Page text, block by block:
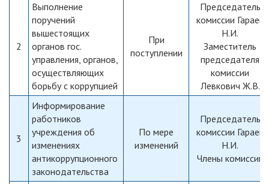
2
Выполнение
поручений
вышестоящих
органов гос.
управления, органов,
осуществляющих
борьбу с коррупцией
При
поступлении
Председатель
комиссии Гараев
Н.И.
Заместитель
председателя
комиссии
Левкович Ж.В.
3
Информирование
работников
учреждения об
изменениях
антикоррупционного
законодательства
По мере
изменений
Председатель
комиссии Гараев
Н.И.
Члены комиссии